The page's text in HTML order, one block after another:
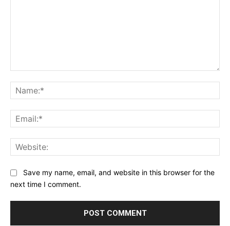
Save my name, email, and website in this browser for the
next time I comment.